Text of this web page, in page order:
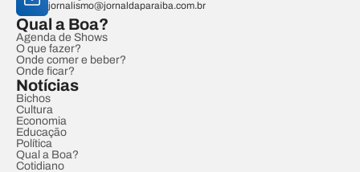
jornalismo@jornaldaparaiba.com.br
Qual a Boa?
Agenda de Shows
O que fazer?
Onde comer e beber?
Onde ficar?
Notícias
Bichos
Cultura
Economia
Educação
Política
Qual a Boa?
Cotidiano